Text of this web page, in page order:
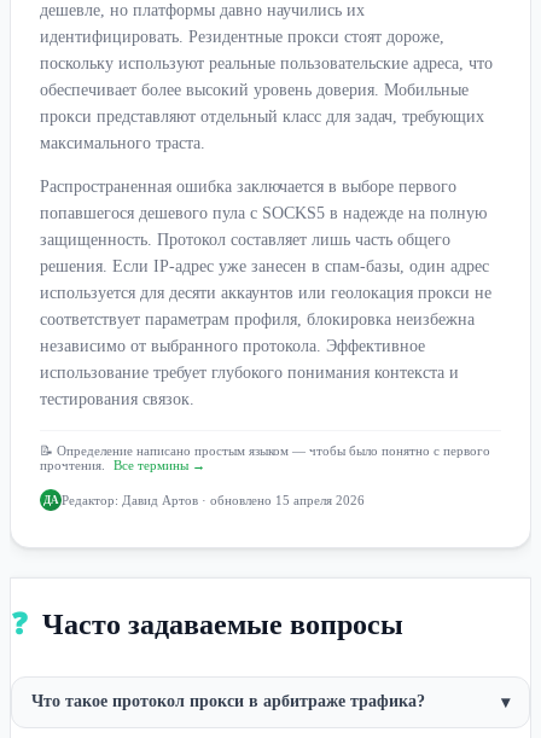
дешевле, но платформы давно научились их
идентифицировать. Резидентные прокси стоят дороже,
поскольку используют реальные пользовательские адреса, что
обеспечивает более высокий уровень доверия. Мобильные
прокси представляют отдельный класс для задач, требующих
максимального траста.
Распространенная ошибка заключается в выборе первого
попавшегося дешевого пула с SOCKS5 в надежде на полную
защищенность. Протокол составляет лишь часть общего
решения. Если IP-адрес уже занесен в спам-базы, один адрес
используется для десяти аккаунтов или геолокация прокси не
соответствует параметрам профиля, блокировка неизбежна
независимо от выбранного протокола. Эффективное
использование требует глубокого понимания контекста и
тестирования связок.
📝 Определение написано простым языком — чтобы было понятно с первого
прочтения.
Все термины →
ДА Редактор: Давид Артов · обновлено 15 апреля 2026
❓ Часто задаваемые вопросы
Что такое протокол прокси в арбитраже трафика? ▾